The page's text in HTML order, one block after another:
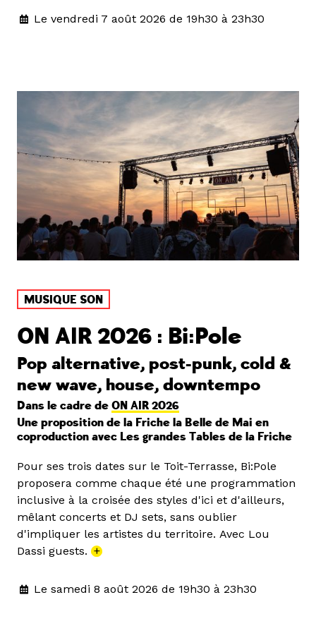
Le vendredi 7 août 2026 de 19h30 à 23h30
MUSIQUE SON
ON AIR 2026 : Bi:Pole
Pop alternative, post-punk, cold &
new wave, house, downtempo
Dans le cadre de ON AIR 2026
Une proposition de la Friche la Belle de Mai en
coproduction avec Les grandes Tables de la Friche
Pour ses trois dates sur le Toit-Terrasse, Bi:Pole
proposera comme chaque été une programmation
inclusive à la croisée des styles d'ici et d'ailleurs,
mêlant concerts et DJ sets, sans oublier
d'impliquer les artistes du territoire. Avec Lou
Dassi guests. +
Le samedi 8 août 2026 de 19h30 à 23h30